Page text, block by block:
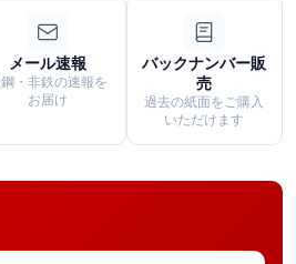
メール速報
・非鉄の速報を
お届け
バックナンバー販
売
過去の紙面をご購入
いただけます